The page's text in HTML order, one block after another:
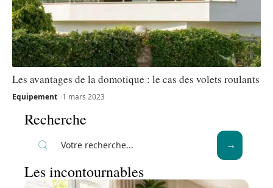
Les avantages de la domotique : le cas des volets roulants
Equipement 1 mars 2023
Recherche
Les incontournables